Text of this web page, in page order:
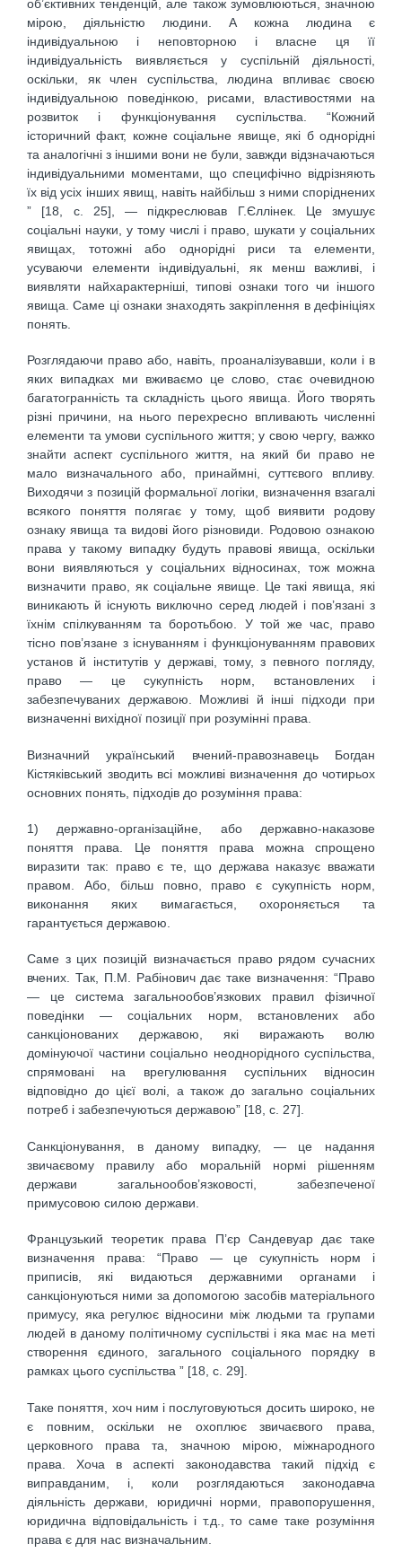
об’єктивних тенденцій, але також зумовлюються, значною
мірою, діяльністю людини. А кожна людина є
індивідуальною і неповторною і власне ця її
індивідуальність виявляється у суспільній діяльності,
оскільки, як член суспільства, людина впливає своєю
індивідуальною поведінкою, рисами, властивостями на
розвиток і функціонування суспільства. “Кожний
історичний факт, кожне соціальне явище, які б однорідні
та аналогічні з іншими вони не були, завжди відзначаються
індивідуальними моментами, що специфічно відрізняють
їх від усіх інших явищ, навіть найбільш з ними споріднених
” [18, с. 25], — підкреслював Г.Єллінек. Це змушує
соціальні науки, у тому числі і право, шукати у соціальних
явищах, тотожні або однорідні риси та елементи,
усуваючи елементи індивідуальні, як менш важливі, і
виявляти найхарактерніші, типові ознаки того чи іншого
явища. Саме ці ознаки знаходять закріплення в дефініціях
понять.
Розглядаючи право або, навіть, проаналізувавши, коли і в
яких випадках ми вживаємо це слово, стає очевидною
багатогранність та складність цього явища. Його творять
різні причини, на нього перехресно впливають численні
елементи та умови суспільного життя; у свою чергу, важко
знайти аспект суспільного життя, на який би право не
мало визначального або, принаймні, суттєвого впливу.
Виходячи з позицій формальної логіки, визначення взагалі
всякого поняття полягає у тому, щоб виявити родову
ознаку явища та видові його різновиди. Родовою ознакою
права у такому випадку будуть правові явища, оскільки
вони виявляються у соціальних відносинах, тож можна
визначити право, як соціальне явище. Це такі явища, які
виникають й існують виключно серед людей і пов’язані з
їхнім спілкуванням та боротьбою. У той же час, право
тісно пов’язане з існуванням і функціонуванням правових
установ й інститутів у державі, тому, з певного погляду,
право — це сукупність норм, встановлених і
забезпечуваних державою. Можливі й інші підходи при
визначенні вихідної позиції при розумінні права.
Визначний український вчений-правознавець Богдан
Кістяківський зводить всі можливі визначення до чотирьох
основних понять, підходів до розуміння права:
1) державно-організаційне, або державно-наказове
поняття права. Це поняття права можна спрощено
виразити так: право є те, що держава наказує вважати
правом. Або, більш повно, право є сукупність норм,
виконання яких вимагається, охороняється та
гарантується державою.
Саме з цих позицій визначається право рядом сучасних
вчених. Так, П.М. Рабінович дає таке визначення: “Право
— це система загальнообов’язкових правил фізичної
поведінки — соціальних норм, встановлених або
санкціонованих державою, які виражають волю
домінуючої частини соціально неоднорідного суспільства,
спрямовані на врегулювання суспільних відносин
відповідно до цієї волі, а також до загально соціальних
потреб і забезпечуються державою” [18, с. 27].
Санкціонування, в даному випадку, — це надання
звичаєвому правилу або моральній нормі рішенням
держави загальнообов’язковості, забезпеченої
примусовою силою держави.
Французький теоретик права П’єр Сандевуар дає таке
визначення права: “Право — це сукупність норм і
приписів, які видаються державними органами і
санкціонуються ними за допомогою засобів матеріального
примусу, яка регулює відносини між людьми та групами
людей в даному політичному суспільстві і яка має на меті
створення єдиного, загального соціального порядку в
рамках цього суспільства ” [18, с. 29].
Таке поняття, хоч ним і послуговуються досить широко, не
є повним, оскільки не охоплює звичаєвого права,
церковного права та, значною мірою, міжнародного
права. Хоча в аспекті законодавства такий підхід є
виправданим, і, коли розглядаються законодавча
діяльність держави, юридичні норми, правопорушення,
юридична відповідальність і т.д., то саме таке розуміння
права є для нас визначальним.